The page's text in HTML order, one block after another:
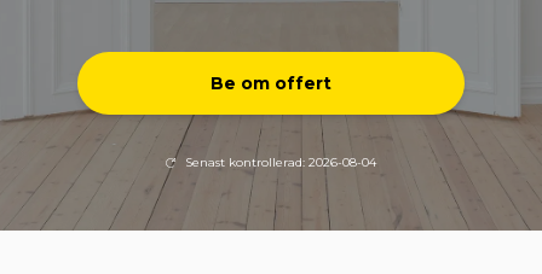
Be om offert
Senast kontrollerad: 2026-08-04